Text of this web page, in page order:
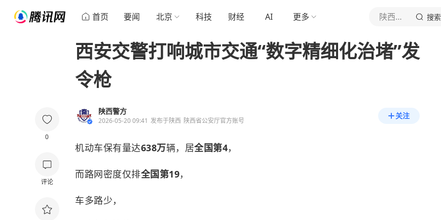
首页 要闻 北京 科技 财经 AI 更多 陕西警方 搜索
0
评论
西安交警打响城市交通“数字精细化治堵”发
令枪
陕西警方
2026-05-20 09:41 发布于陕西 陕西省公安厅官方账号
关注
机动车保有量达638万辆，居全国第4，
而路网密度仅排全国第19，
车多路少，